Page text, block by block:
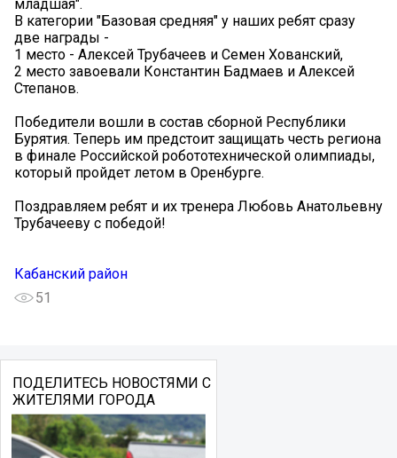
младшая".
В категории "Базовая средняя" у наших ребят сразу
две награды -
1 место - Алексей Трубачеев и Семен Хованский,
2 место завоевали Константин Бадмаев и Алексей
Степанов.
Победители вошли в состав сборной Республики
Бурятия. Теперь им предстоит защищать честь региона
в финале Российской робототехнической олимпиады,
который пройдет летом в Оренбурге.
Поздравляем ребят и их тренера Любовь Анатольевну
Трубачееву с победой!
Кабанский район
51
ПОДЕЛИТЕСЬ НОВОСТЯМИ С
ЖИТЕЛЯМИ ГОРОДА